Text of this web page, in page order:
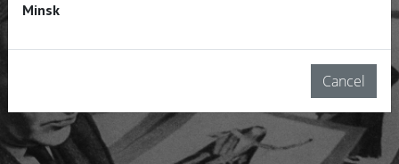
Minsk
Cancel